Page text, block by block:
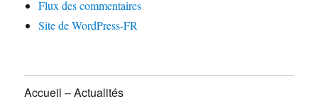
Flux des commentaires
Site de WordPress-FR
Accueil – Actualités